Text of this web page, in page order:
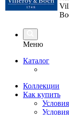
Меню
Каталог
Коллекции
Как купить